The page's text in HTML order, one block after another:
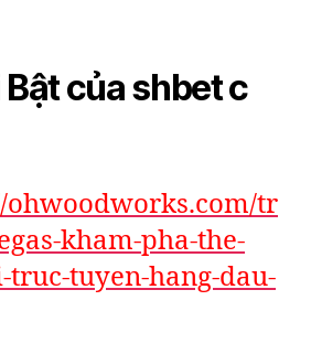
của shbet c
ohwoodworks.com/tr
kham-pha-the-
tuyen-hang-dau-